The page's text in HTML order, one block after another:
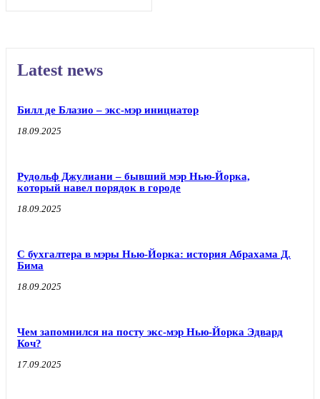
Latest news
Билл де Блазио – экс-мэр инициатор
18.09.2025
Рудольф Джулиани – бывший мэр Нью-Йорка,
который навел порядок в городе
18.09.2025
С бухгалтера в мэры Нью-Йорка: история Абрахама Д.
Бима
18.09.2025
Чем запомнился на посту экс-мэр Нью-Йорка Эдвард
Коч?
17.09.2025